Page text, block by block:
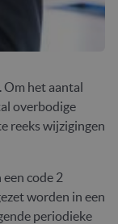
Om het aantal
overbodige
reeks wijzigingen
code 2
worden in een
periodieke